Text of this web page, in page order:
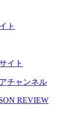
ト
イト
チャンネル
REVIEW